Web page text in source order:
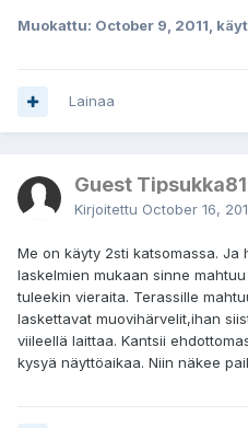
Muokattu: October 9, 2011,
Lainaa
Guest Tipsukka81
Kirjoitettu October 16,
Me on käyty 2sti katsomassa. Ja
laskelmien mukaan sinne
tuleekin vieraita. Terassille
laskettavat muovihärvelit,ihan
viileellä laittaa. Kantsii
kysyä näyttöaikaa. Niin näkee